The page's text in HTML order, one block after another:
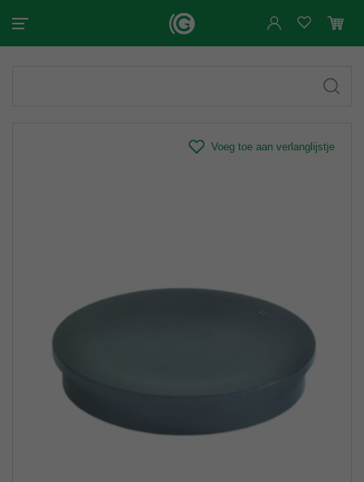
Voeg toe aan verlanglijstje